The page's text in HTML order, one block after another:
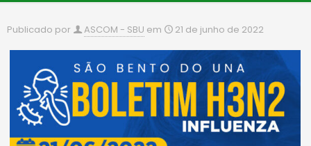
Publicado por ASCOM - SBU em 21 de junho de 2022